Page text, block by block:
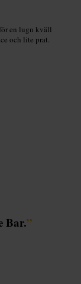
en lugn kväll
och lite prat.
Bar.”